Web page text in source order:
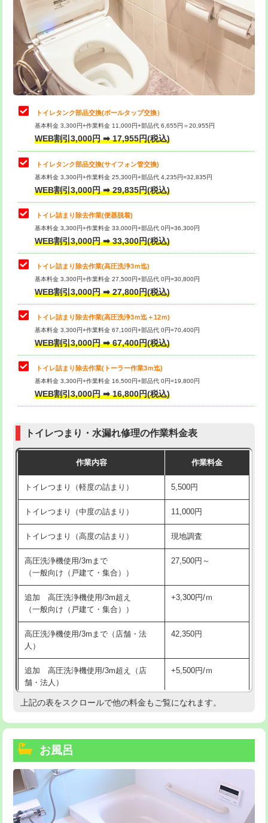
トイレタンク部品交換(ボールタップ交換）
基本料金 3,300円+作業料金 11,000円+部品代 6,655円＝20,955円
WEB割引3,000円 ➡ 17,955円(税込)
トイレタンク部品交換(サイフォン管交換)
基本料金 3,300円+作業料金 25,300円+部品代 4,235円=32,835円
WEB割引3,000円 ➡ 29,835円(税込)
トイレ詰まり除去作業(便器脱着)
基本料金 3,300円+作業料金 33,000円+部品代 0円=36,300円
WEB割引3,000円 ➡ 33,300円(税込)
トイレ詰まり除去作業(高圧洗浄3ｍ迄)
基本料金 3,300円+作業料金 27,500円+部品代 0円=30,800円
WEB割引3,000円 ➡ 27,800円(税込)
トイレ詰まり除去作業(高圧洗浄3ｍ迄＋12ｍ)
基本料金 3,300円+作業料金 67,100円+部品代 0円=70,400円
WEB割引3,000円 ➡ 67,400円(税込)
トイレ詰まり除去作業(トーラー作業3ｍ迄)
基本料金 3,300円+作業料金 16,500円+部品代 0円=19,800円
WEB割引3,000円 ➡ 16,800円(税込)
トイレつまり・水漏れ修理の作業料金表
作業内容 作業料金
トイレつまり（軽度の詰まり） 5,500円
トイレつまり（中度の詰まり） 11,000円
トイレつまり（高度の詰まり） 現地調査
高圧洗浄機使用/3mまで
（一般向け（戸建て・集合））
27,500円～
追加 高圧洗浄機使用/3m超え
（一般向け（戸建て・集合））
+3,300円/ｍ
高圧洗浄機使用/3mまで（店舗・法
人）
42,350円
追加 高圧洗浄機使用/3m超え（店
舗・法人）
+5,500円/ｍ
高度高圧洗浄換 現地調査
トーラー機使用/3mまで
追加トーラー機使用/3m超え
カメラ調査 33,000円
上記の表をスクロールで他の料金もご覧になれます。
お風呂